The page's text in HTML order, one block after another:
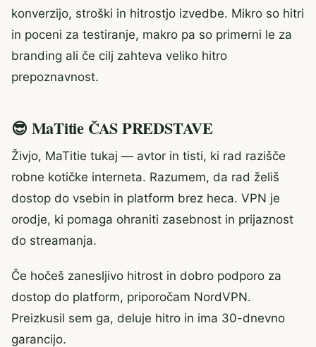
konverzijo, stroški in hitrostjo izvedbe. Mikro so hitri
in poceni za testiranje, makro pa so primerni le za
branding ali če cilj zahteva veliko hitro
prepoznavnost.
😎 MaTitie ČAS PREDSTAVE
Živjo, MaTitie tukaj — avtor in tisti, ki rad razišče
robne kotičke interneta. Razumem, da rad želiš
dostop do vsebin in platform brez heca. VPN je
orodje, ki pomaga ohraniti zasebnost in prijaznost
do streamanja.
Če hočeš zanesljivo hitrost in dobro podporo za
dostop do platform, priporočam NordVPN.
Preizkusil sem ga, deluje hitro in ima 30-dnevno
garancijo.